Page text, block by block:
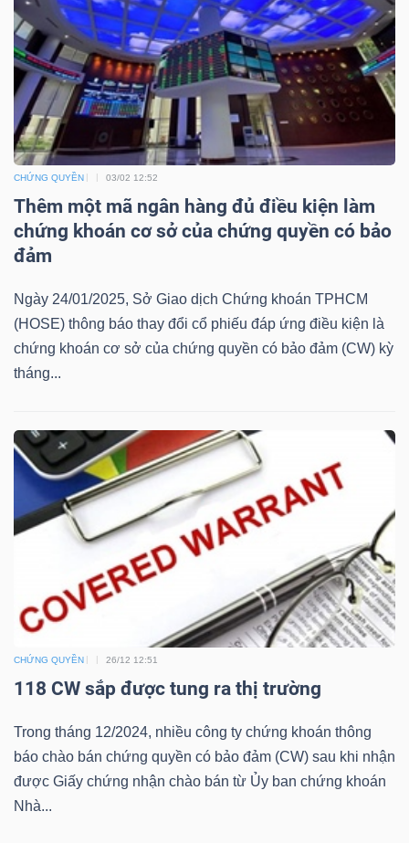
CHỨNG QUYỀN 03/02 12:52
Thêm một mã ngân hàng đủ điều kiện làm
chứng khoán cơ sở của chứng quyền có bảo
đảm
Ngày 24/01/2025, Sở Giao dịch Chứng khoán TPHCM
(HOSE) thông báo thay đổi cổ phiếu đáp ứng điều kiện là
chứng khoán cơ sở của chứng quyền có bảo đảm (CW) kỳ
tháng...
CHỨNG QUYỀN 26/12 12:51
118 CW sắp được tung ra thị trường
Trong tháng 12/2024, nhiều công ty chứng khoán thông
báo chào bán chứng quyền có bảo đảm (CW) sau khi nhận
được Giấy chứng nhận chào bán từ Ủy ban chứng khoán
Nhà...
Mã
chứng
khoán
(-)
Tất cả Cổ phiếu Chỉ số Chứng chỉ quỹ Chứng
Lãnh
đạo
(-)
Tất cả Người nội bộ Người liên quan Cổ đông lớn
Tin
tức
Bài
viết
của
Báo
cáo
tích
(-)